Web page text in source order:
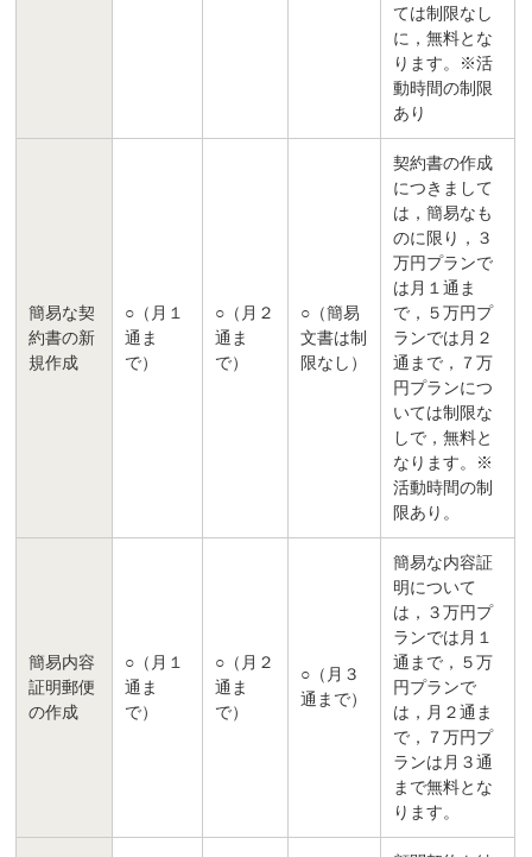
ては制限なし
に，無料とな
ります。※活
動時間の制限
あり
簡易な契
約書の新
規作成
○（月１
通ま
で）
○（月２
通ま
で）
○（簡易
文書は制
限なし）
契約書の作成
につきまして
は，簡易なも
のに限り，３
万円プランで
は月１通ま
で，５万円プ
ランでは月２
通まで，７万
円プランにつ
いては制限な
しで，無料と
なります。※
活動時間の制
限あり。
簡易内容
証明郵便
の作成
○（月１
通ま
で）
○（月２
通ま
で）
○（月３
通まで）
簡易な内容証
明について
は，３万円プ
ランでは月１
通まで，５万
円プランで
は，月２通ま
で，７万円プ
ランは月３通
まで無料とな
ります。